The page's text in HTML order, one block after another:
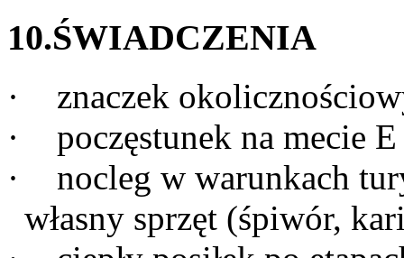
10.ŚWIADCZENIA
·
znaczek
·
poczęstunek na mecie
·
nocleg w warunkach
własny sprzęt (śpiwór,